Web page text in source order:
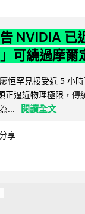
NVIDIA 已
可繞過摩爾
恒罕見接受近 5 小
正逼近物理極限，傳
...
閱讀全文
享